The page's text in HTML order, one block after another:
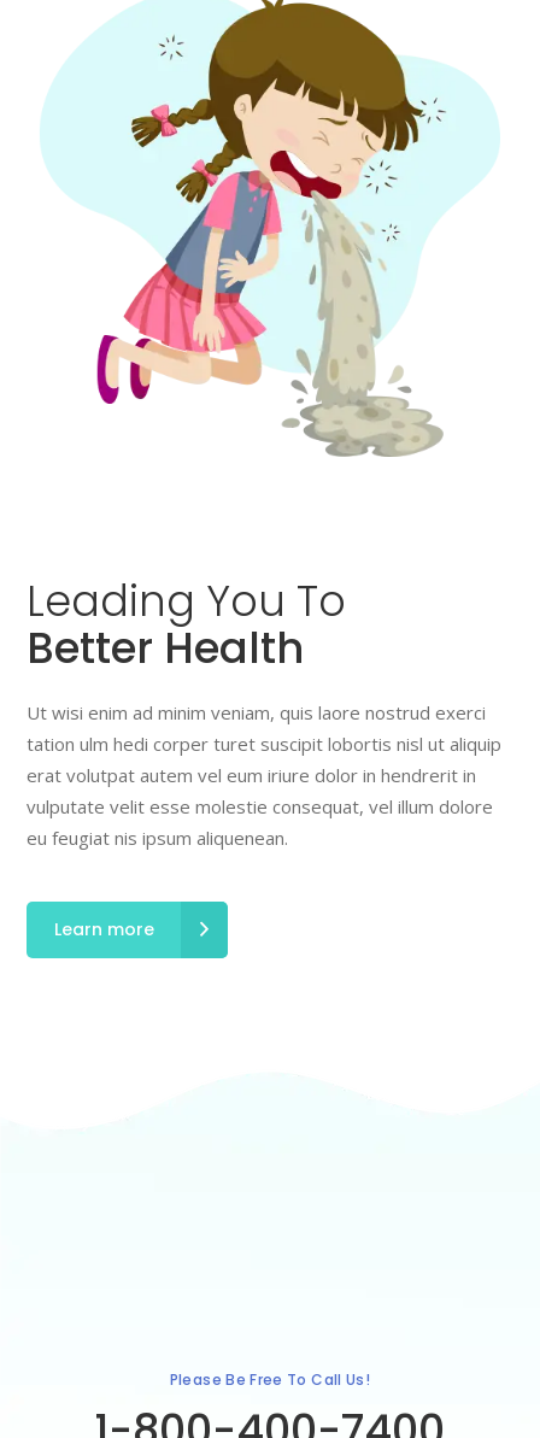
Leading You To
Better Health
Ut wisi enim ad minim veniam, quis laore nostrud exerci
tation ulm hedi corper turet suscipit lobortis nisl ut aliquip
erat volutpat autem vel eum iriure dolor in hendrerit in
vulputate velit esse molestie consequat, vel illum dolore
eu feugiat nis ipsum aliquenean.
Learn more
Please Be Free To Call Us!